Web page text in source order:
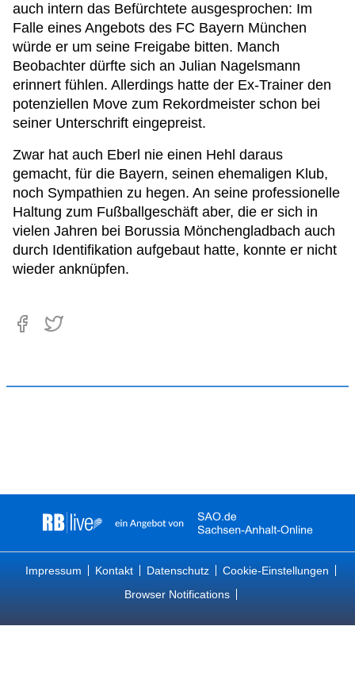
auch intern das Befürchtete ausgesprochen: Im
Falle eines Angebots des FC Bayern München
würde er um seine Freigabe bitten. Manch
Beobachter dürfte sich an Julian Nagelsmann
erinnert fühlen. Allerdings hatte der Ex-Trainer den
potenziellen Move zum Rekordmeister schon bei
seiner Unterschrift eingepreist.
Zwar hat auch Eberl nie einen Hehl daraus
gemacht, für die Bayern, seinen ehemaligen Klub,
noch Sympathien zu hegen. An seine professionelle
Haltung zum Fußballgeschäft aber, die er sich in
vielen Jahren bei Borussia Mönchengladbach auch
durch Identifikation aufgebaut hatte, konnte er nicht
wieder anknüpfen.
Impressum Kontakt Datenschutz
Cookie-Einstellungen
Browser Notifications